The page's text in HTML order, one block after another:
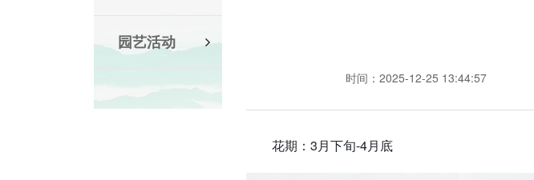
园艺活动
时间：2025-12-25 13:44:57
花期：3月下旬-4月底